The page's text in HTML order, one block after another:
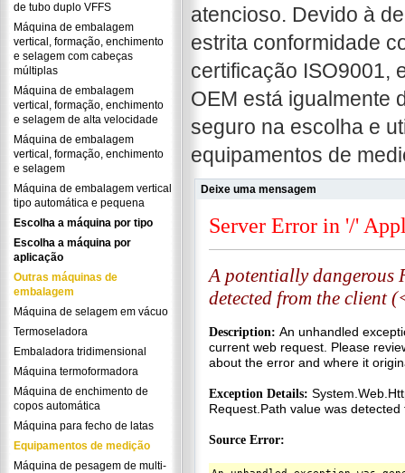
de tubo duplo VFFS
Máquina de embalagem
vertical, formação, enchimento
e selagem com cabeças
múltiplas
Máquina de embalagem
vertical, formação, enchimento
e selagem de alta velocidade
Máquina de embalagem
vertical, formação, enchimento
e selagem
Máquina de embalagem vertical
tipo automática e pequena
Escolha a máquina por tipo
Escolha a máquina por
aplicação
Outras máquinas de
embalagem
Máquina de selagem em vácuo
Termoseladora
Embaladora tridimensional
Máquina termoformadora
Máquina de enchimento de
copos automática
Máquina para fecho de latas
Equipamentos de medição
Máquina de pesagem de multi-
atencioso. Devido à
estrita conformidade
certificação ISO9001,
OEM está igualmente
seguro na escolha e
equipamentos de
Deixe uma mensagem